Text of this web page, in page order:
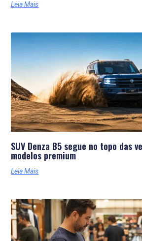
Leia Mais
SUV Denza B5 segue no topo das
modelos premium
Leia Mais